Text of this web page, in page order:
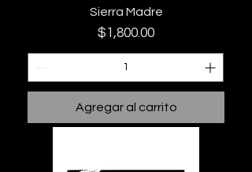
Sierra Madre
Precio
$1,800.00
Agregar al carrito